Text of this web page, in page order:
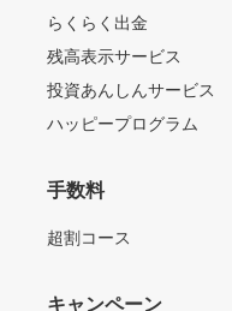
らくらく出金
残高表示サービス
投資あんしんサービス
ハッピープログラム
手数料
超割コース
キャンペーン